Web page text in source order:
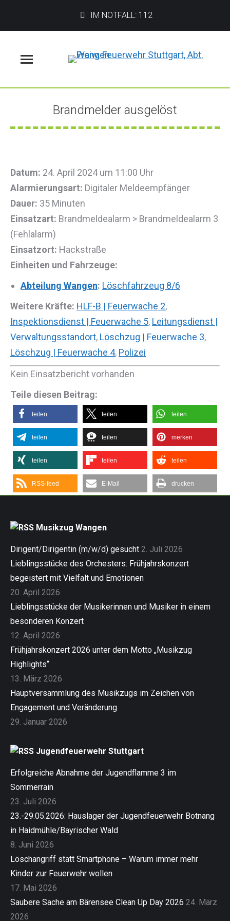
IM NOTFALL: 112
Brandmelder ausgelöst
Sie befinden sich hier:
Datum: 24. April 2024 um 11:00 Uhr
Alarmierungsart: Digitaler Meldeempfänger
Dauer: 35 Minuten
Einsatzart: Brandmeldealarm > Brandmeldealarm 3
(Fehlalarm)
Einsatzort: Hackstraße
Einheiten und Fahrzeuge:
Abteilung Wangen: Löschfahrzeug 8/6
Weitere Kräfte: HLF-B | Feuerwache 2,
Inspektionsdienst | Feuerwache 5, Leitungsdienst |
Verwaltungsstandort, Löschzug | Feuerwache 3,
Löschzug | Feuerwache 4, Polizei
Kein Einsatzbericht vorhanden
Teile diesen Beitrag:
teilen teilen teilen
teilen teilen merken
teilen teilen teilen
RSS-feed E-Mail drucken
Musikzug Wangen
Dirigent/Dirigentin (m/w/d) gesucht 2. Juli 2026
Lieblingsstücke des Orchesters: Frühjahrskonzert
begeistert mit Vielfalt und Emotionen
20. April 2026
Lieblingsstücke der Musikerinnen und Musiker in einem
besonderen Konzert
12. April 2026
Frühjahrskonzert 2026 unter dem Motto „Musikzug
Highlights“
13. März 2026
Hauptversammlung des Musikzugs im Zeichen von
Engagement und Veränderung
29. Januar 2026
Jugendfeuerwehr Stuttgart
Erfolgreiche Abnahme der Jugendflamme 3 im
Sommerrain
23. Juli 2026
23.-29.05.2026: Hauslager der Jugendfeuerwehr Botnang
in Haidmühle/Bayrischer Wald
8. Juni 2026
Löschangriff statt Smartphone – Warum immer mehr
Kinder zur Feuerwehr wollen
17. Mai 2026
Saubere Sache am Bärensee Clean Up Day 2026 24. März
2026